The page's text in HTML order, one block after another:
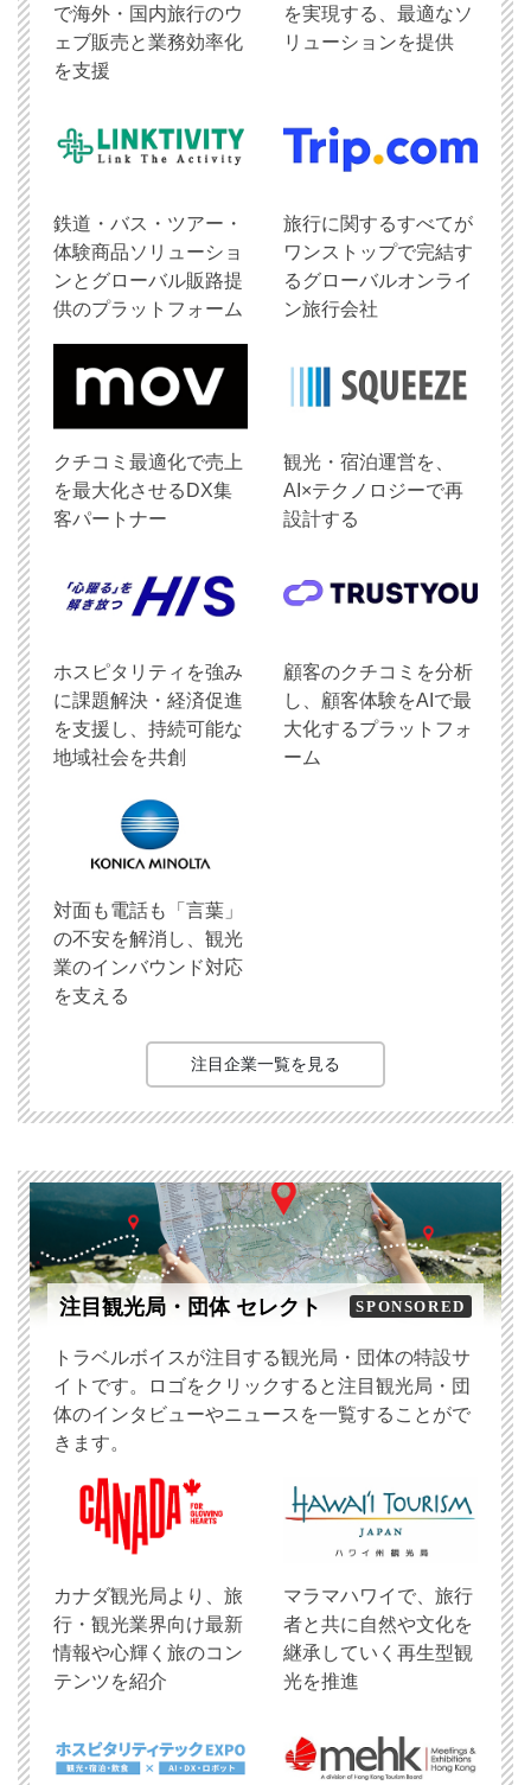
で海外・国内旅行のウ
ェブ販売と業務効率化
を支援
を実現する、最適なソ
リューションを提供
鉄道・バス・ツアー・
体験商品ソリューショ
ンとグローバル販路提
供のプラットフォーム
旅行に関するすべてが
ワンストップで完結す
るグローバルオンライ
ン旅行会社
クチコミ最適化で売上
を最大化させるDX集
客パートナー
観光・宿泊運営を、
AI×テクノロジーで再
設計する
ホスピタリティを強み
に課題解決・経済促進
を支援し、持続可能な
地域社会を共創
顧客のクチコミを分析
し、顧客体験をAIで最
大化するプラットフォ
ーム
対面も電話も「言葉」
の不安を解消し、観光
業のインバウンド対応
を支える
注目企業一覧を見る
注目観光局・団体 セレクト SPONSORED
トラベルボイスが注目する観光局・団体の特設サ
イトです。ロゴをクリックすると注目観光局・団
体のインタビューやニュースを一覧することがで
きます。
​カナダ観光局より、旅
行・観光業界向け最新
情報や心輝く旅のコン
テンツを紹介
マラマハワイで、旅行
者と共に自然や文化を
継承していく再生型観
光を推進